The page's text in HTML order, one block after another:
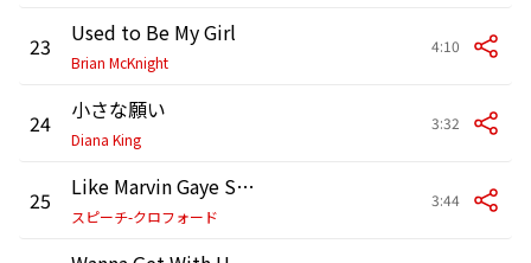
23 Used to Be My Girl
Brian McKnight
4:10
24 小さな願い
Diana King
3:32
25 Like Marvin Gaye Said (What’s Goin’ On)
スピーチ-クロフォード
3:44